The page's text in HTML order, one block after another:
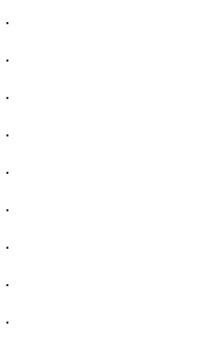
·
·
·
·
·
·
·
·
·